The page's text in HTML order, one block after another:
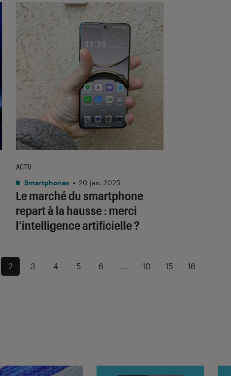
Le marché du smartphone
repart à la hausse : merci
l’intelligence artificielle ?
ACTU
Smartphones • 20 jan. 2025
2 3 4 5 6 ... 10 15 16